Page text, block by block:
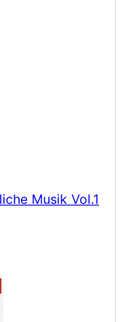
Musik Vol.1